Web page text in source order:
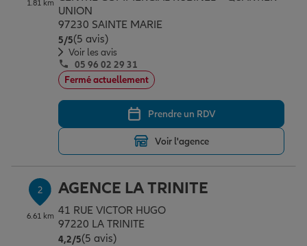
Assurance emprunteur
Prévoyance et dépendance
Assurance animal de compagnie
Protection de la famille
Protection juridique
Épargne & retraite
Plan épargne retraite
Assurance vie
Placements financiers
Investissements immobiliers
Vos projets
Partir en vacances
Déménager
Changer de voiture
Conseil assurance
Outre-mer
Assurance auto
Professionnels
1.81 km
UNION
97230 SAINTE MARIE
5/5Note de 5 sur 5
(5 avis)
Voir les avis
05 96 02 29 31
Fermé actuellement
Prendre un RDV
Voir l'agence
2
6.61 km
AGENCE LA TRINITE
41 RUE VICTOR HUGO
97220 LA TRINITE
4,2/5Note de 4.2 sur 5
(5 avis)